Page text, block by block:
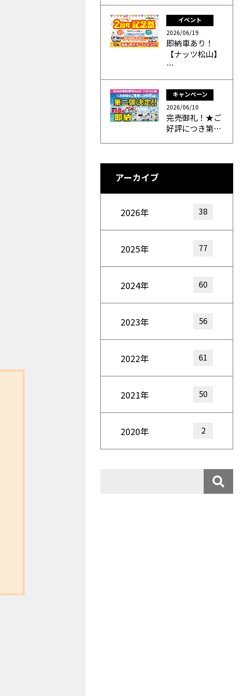
イベント
2026/06/19
即納車あり！
【ナッツ松山】
…
キャンペーン
2026/06/10
完売御礼！★ご
好評につき第…
アーカイブ
2026年 38
2025年 77
2024年 60
2023年 56
2022年 61
2021年 50
2020年 2